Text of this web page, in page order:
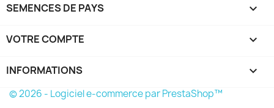
SEMENCES DE PAYS 
VOTRE COMPTE 
INFORMATIONS keyboard_arrow_down
© 2026 - Logiciel e-commerce par PrestaShop™